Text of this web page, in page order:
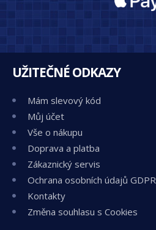
UŽITEČNÉ ODKAZY
Mám slevový kód
Můj účet
Vše o nákupu
Doprava a platba
Zákaznický servis
Ochrana osobních údajů GDPR
Kontakty
Změna souhlasu s Cookies